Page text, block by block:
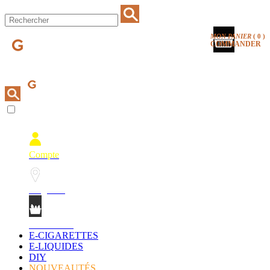
MON PANIER ( 0 )
COMMANDER
Compte
E-CIGARETTES
E-LIQUIDES
DIY
NOUVEAUTÉS